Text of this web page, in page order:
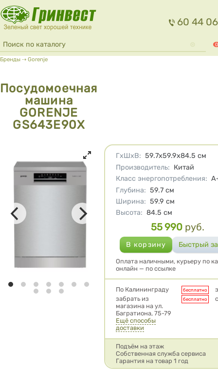
Перейти к основному содержанию
60 44 06
Форма поиска
Поиск 0
Вы здесь
Бренды ⇢ Gorenje
Посудомоечная
машина
GORENJE
GS643E90X
Характеристики
ГхШхВ: 59.7х59.9х84.5 см
Производитель: Китай
Класс энергопотребления:
Глубина: 59.7 см
Ширина: 59.9 см
Высота: 84.5 см
Цена
55 990 руб.
Оплата наличными, курьеру по
онлайн — по ссылке
Условия доставки
По Калининграду бесплатно
забрать из
магазина на ул.
Багратиона, 75-79
бесплатно
Ещё способы
доставки
Подъём на этаж
Собственная служба сервиса
Гарантия на товар 1 год